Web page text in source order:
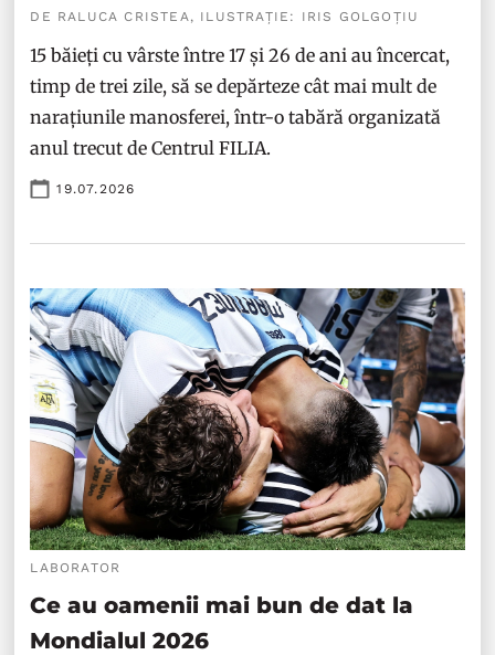
DE RALUCA CRISTEA, ILUSTRAȚIE: IRIS GOLGOȚIU
15 băieți cu vârste între 17 și 26 de ani au încercat,
timp de trei zile, să se depărteze cât mai mult de
narațiunile manosferei, într-o tabără organizată
anul trecut de Centrul FILIA.
19.07.2026
LABORATOR
Ce au oamenii mai bun de dat la
Mondialul 2026